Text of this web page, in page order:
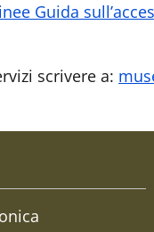
Guida
scrivere a: